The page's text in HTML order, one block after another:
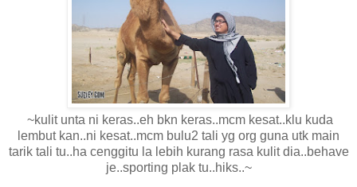
~kulit unta ni keras..eh bkn keras..mcm kesat..klu kuda
lembut kan..ni kesat..mcm bulu2 tali yg org guna utk main
tarik tali tu..ha cenggitu la lebih kurang rasa kulit dia..behave
je..sporting plak tu..hiks..~